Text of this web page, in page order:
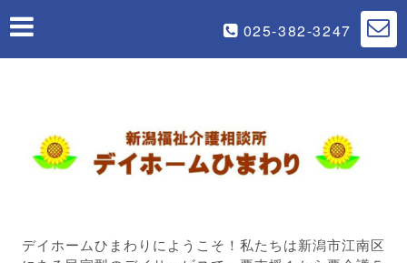
025-382-3247
デイホームひまわりにようこそ！私たちは新潟市江南区